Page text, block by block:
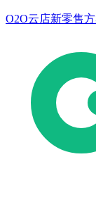
O2O云店新零售